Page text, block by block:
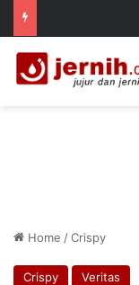
Home /Crispy
Crispy Veritas